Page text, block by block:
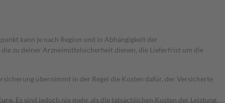
kann je nach Region und in Abhängigkeit der
zu deiner Arzneimittelsicherheit dienen, die Lieferfrist um die
übernimmt in der Regel die Kosten dafür, der Versicherte
Es sind jedoch nie mehr als die tatsächlichen Kosten der Leistung